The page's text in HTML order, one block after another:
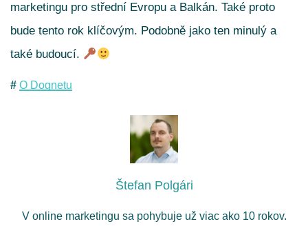
marketingu pro střední Evropu a Balkán. Také proto
bude tento rok klíčovým. Podobně jako ten minulý a
také budoucí.
O Dognetu
Štefan Polgári
V online marketingu sa pohybuje už viac ako 10 rokov.